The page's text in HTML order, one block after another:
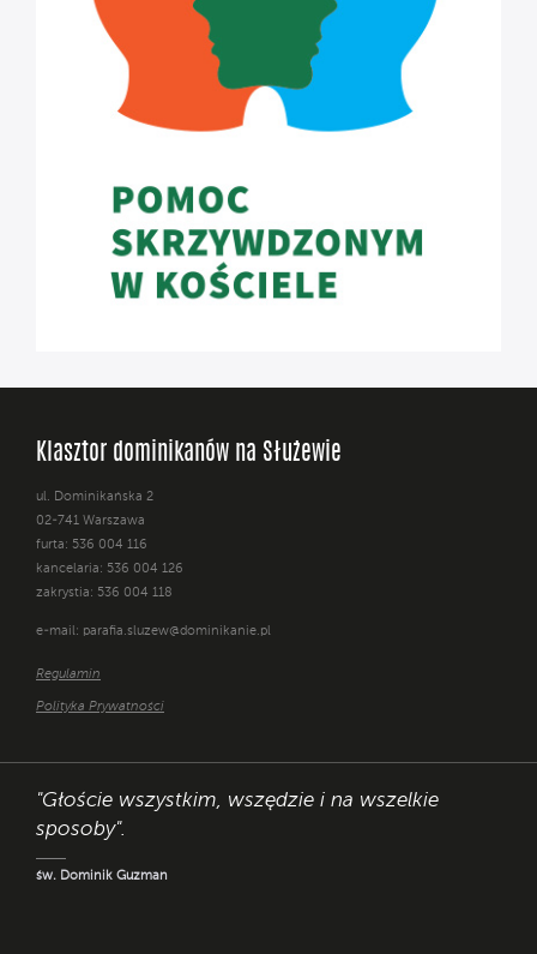
Klasztor dominikanów na Służewie
ul. Dominikańska 2
02-741 Warszawa
furta: 536 004 116
kancelaria: 536 004 126
zakrystia: 536 004 118
e-mail: parafia.sluzew@dominikanie.pl
Regulamin
Polityka Prywatności
"Głoście wszystkim, wszędzie i na wszelkie
sposoby".
św. Dominik Guzman